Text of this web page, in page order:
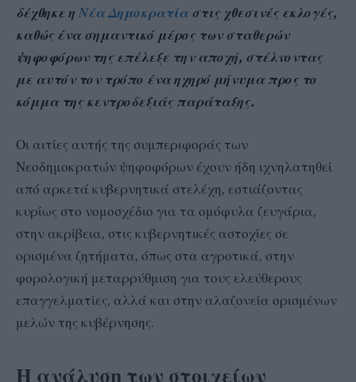
δέχθηκε η Νέα Δημοκρατία στις χθεσινές εκλογές,
καθώς ένα σημαντικό μέρος των σταθερών
ψηφοφόρων της επέλεξε την αποχή, στέλνοντας
με αυτόν τον τρόπο ένα ηχηρό μήνυμα προς το
κόμμα της κεντροδεξιάς παράταξης.
Οι αιτίες αυτής της συμπεριφοράς των
Νεοδημοκρατών ψηφοφόρων έχουν ήδη ιχνηλατηθεί
από αρκετά κυβερνητικά στελέχη, εστιάζοντας
κυρίως στο νομοσχέδιο για τα ομόφυλα ζευγάρια,
στην ακρίβεια, στις κυβερνητικές αστοχίες σε
ορισμένα ζητήματα, όπως στα αγροτικά, στην
φορολογική μεταρρύθμιση για τους ελεύθερους
επαγγελματίες, αλλά και στην αλαζονεία ορισμένων
μελών της κυβέρνησης.
Η ανάλυση των στοιχείων